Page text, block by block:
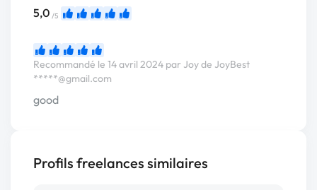
5,0 /5
Recommandé le 14 avril 2024 par Joy de JoyBest
*****@gmail.com
good
Profils freelances similaires